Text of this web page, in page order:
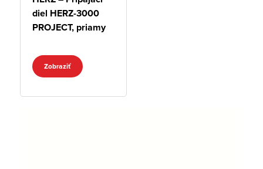
diel HERZ-3000
PROJECT, priamy
Zobraziť